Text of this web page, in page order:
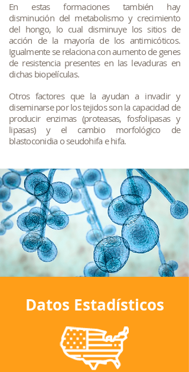
En estas formaciones también hay
disminución del metabolismo y crecimiento
del hongo, lo cual disminuye los sitios de
acción de la mayoría de los antimicóticos.
Igualmente se relaciona con aumento de genes
de resistencia presentes en las levaduras en
dichas biopelículas.
Otros factores que la ayudan a invadir y
diseminarse por los tejidos son la capacidad de
producir enzimas (proteasas, fosfolipasas y
lipasas) y el cambio morfológico de
blastoconidia o seudohifa e hifa.
Datos Estadísticos